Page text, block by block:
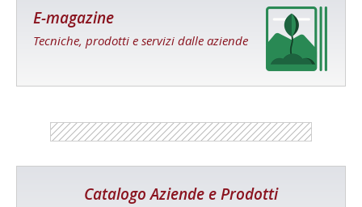
E-magazine
Tecniche, prodotti e servizi dalle aziende
Catalogo Aziende e Prodotti